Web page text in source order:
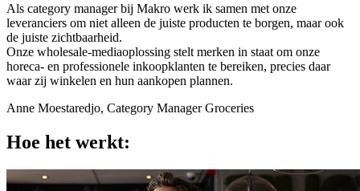
Als category manager bij Makro werk ik samen met onze
leveranciers om niet alleen de juiste producten te borgen, maar ook
de juiste zichtbaarheid.
Onze wholesale-mediaoplossing stelt merken in staat om onze
horeca- en professionele inkoopklanten te bereiken, precies daar
waar zij winkelen en hun aankopen plannen.
Anne Moestaredjo, Category Manager Groceries
Hoe het werkt: